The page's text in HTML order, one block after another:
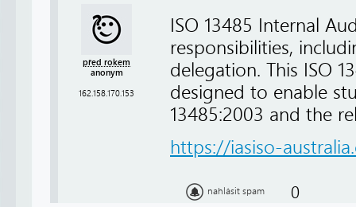
před rokem
anonym
162.158.170.153
ISO 13485 Internal
responsibilities,
delegation. This ISO
designed to enable
13485:2003 and the
https://iasiso-
nahlásit spam 0